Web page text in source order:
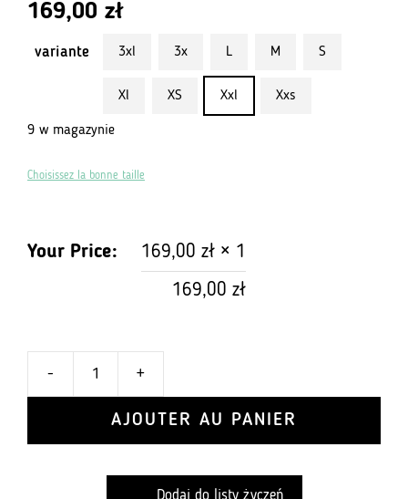
169,00 zł
variante 3xl 3x L M S
Xl XS Xxl Xxs
9 w magazynie
Choisissez la bonne taille
Your Price: 169,00 zł × 1
169,00 zł
-
Layer
rękaw,
+
AJOUTER AU PANIER